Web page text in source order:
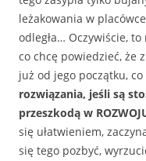
leżakowania w
odległa… Oczywiście,
co chcę powiedzieć, że
już od jego początku, co
rozwiązania, jeśli są
przeszkodą w
się ułatwieniem,
się tego pozbyć,